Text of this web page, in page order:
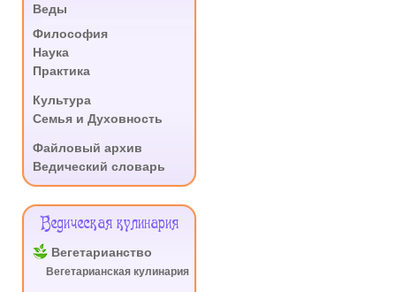
Веды
Философия
Наука
Практика
Культура
Семья и Духовность
Файловый архив
Ведический словарь
Ведическая кулинария
Вегетарианство
Вегетарианская кулинария